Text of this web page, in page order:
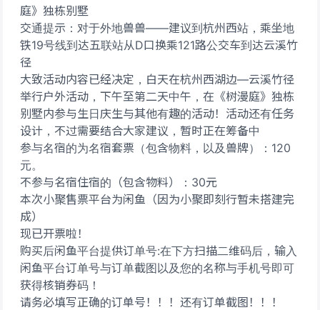
庭》独栋别墅
交通提示：对于外地兽兽——建议到杭州西站，乘坐地
铁19号线到达五联站从D口换乘121路公交车到达云溪竹
径
大致活动内容已经决定，白天在杭州西湖边—云溪竹径
举行户外活动，下午至第二天中午，在《树漫庭》独栋
别墅内参与生日庆生与其他有趣的活动！活动还有任务
设计，不过需要结合大家建议，暂时正在筹备中
参与名宿的为名宿套票（包含物料，以及兽牌）：120
元。
不参与名宿住宿的（包含物料）：30元
本次小聚售票平台为闲鱼（因为小聚即刻行暂未搭建完
成）
现已开票啦！
购买后闲鱼平台提供订单号:在下方扫描二维码后，输入
闲鱼平台订单号与订单截图以及您的名称与手机号即可
获得核销券码！
请务必填写正确的订单号！！！还有订单截图！！！